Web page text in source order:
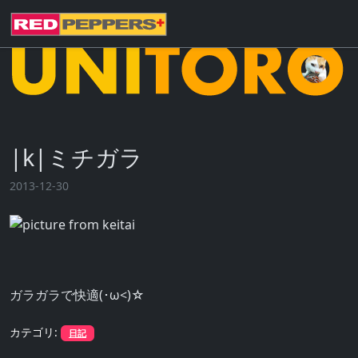
|k|ミチガラ
2013-12-30
ガラガラで快適(･ω<)☆
カテゴリ: 日記